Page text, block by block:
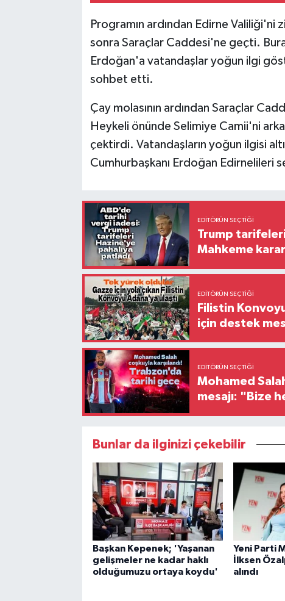
Programın ardından Edirne
sonra Saraçlar Caddesi'ne geçti.
Erdoğan'a vatandaşlar yoğun ilgi
sohbet etti.
Çay molasının ardından Saraçlar
Heykeli önünde Selimiye Camii'ni
çektirdi. Vatandaşların yoğun ilgisi
Cumhurbaşkanı Erdoğan Edirnelileri
EDITÖRÜN SEÇTIĞI
Trump
Mahkeme
EDITÖRÜN SEÇTIĞI
Filistin
için destek
EDITÖRÜN SEÇTIĞI
Mohamed
mesajı: "Bize
Bunlar da ilginizi çekebilir
Başkan Kepenek; 'Yaşanan
gelişmeler ne kadar haklı
olduğumuzu ortaya koydu'
Yeni Parti
İlksen
alındı